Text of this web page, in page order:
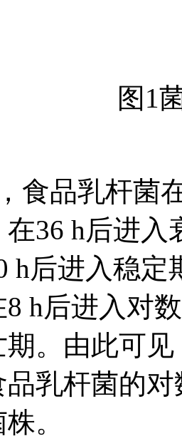
图1
食品乳杆菌
在36 h后进
h后进入稳
h后进入对
期。由此可
品乳杆菌的
。